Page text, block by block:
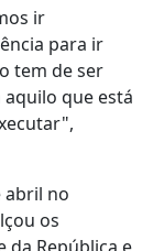
ir
para ir
tem de ser
que está
abril no
os